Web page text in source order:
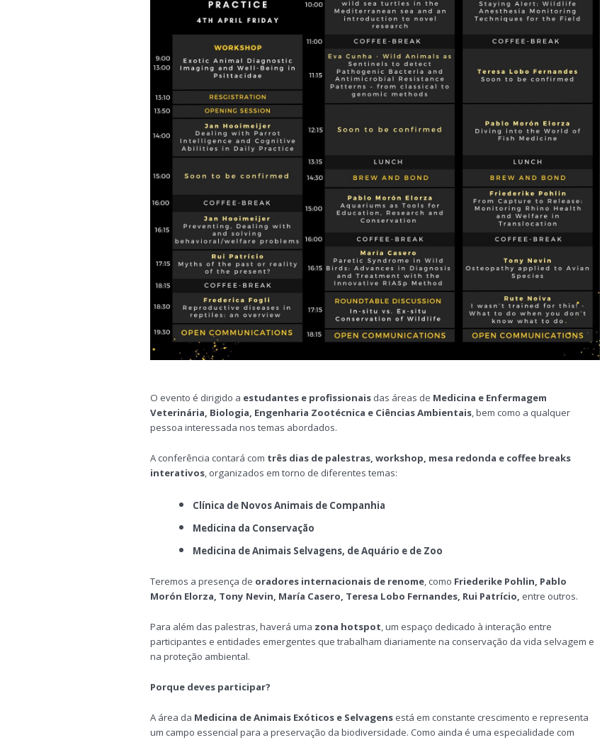
O evento é dirigido a estudantes e profissionais das áreas de Medicina e Enfermagem
Veterinária, Biologia, Engenharia Zootécnica e Ciências Ambientais, bem como a qualquer
pessoa interessada nos temas abordados.
A conferência contará com três dias de palestras, workshop, mesa redonda e coffee breaks
interativos, organizados em torno de diferentes temas:
Clínica de Novos Animais de Companhia
Medicina da Conservação
Medicina de Animais Selvagens, de Aquário e de Zoo
Teremos a presença de oradores internacionais de renome, como Friederike Pohlin, Pablo
Morón Elorza, Tony Nevin, María Casero, Teresa Lobo Fernandes, Rui Patrício, entre outros.
Para além das palestras, haverá uma zona hotspot, um espaço dedicado à interação entre
participantes e entidades emergentes que trabalham diariamente na conservação da vida selvagem e
na proteção ambiental.
Porque deves participar?
A área da Medicina de Animais Exóticos e Selvagens está em constante crescimento e representa
um campo essencial para a preservação da biodiversidade. Como ainda é uma especialidade com